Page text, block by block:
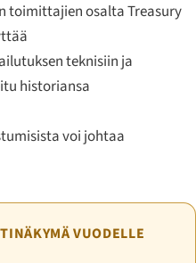
toimittajien osalta Treasury
teknisiin ja
historiansa
voi johtaa
VUODELLE